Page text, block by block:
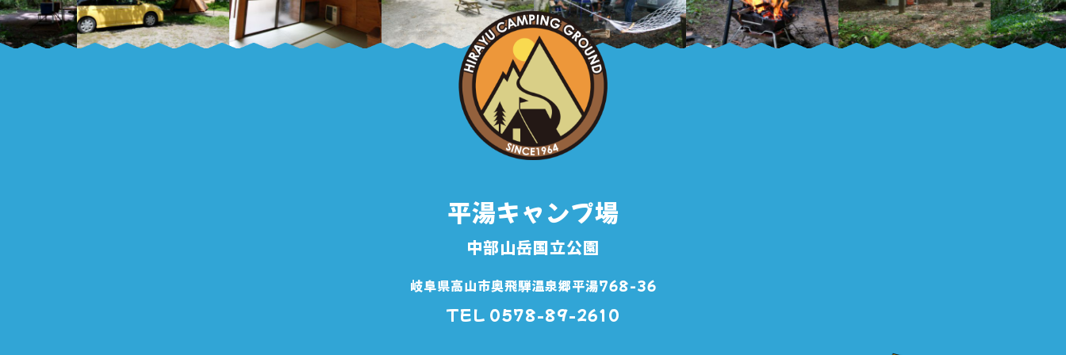
平湯キャンプ場
中部山岳国立公園
岐阜県高山市奥飛騨温泉郷平湯768-36
TEL 0578-89-2610